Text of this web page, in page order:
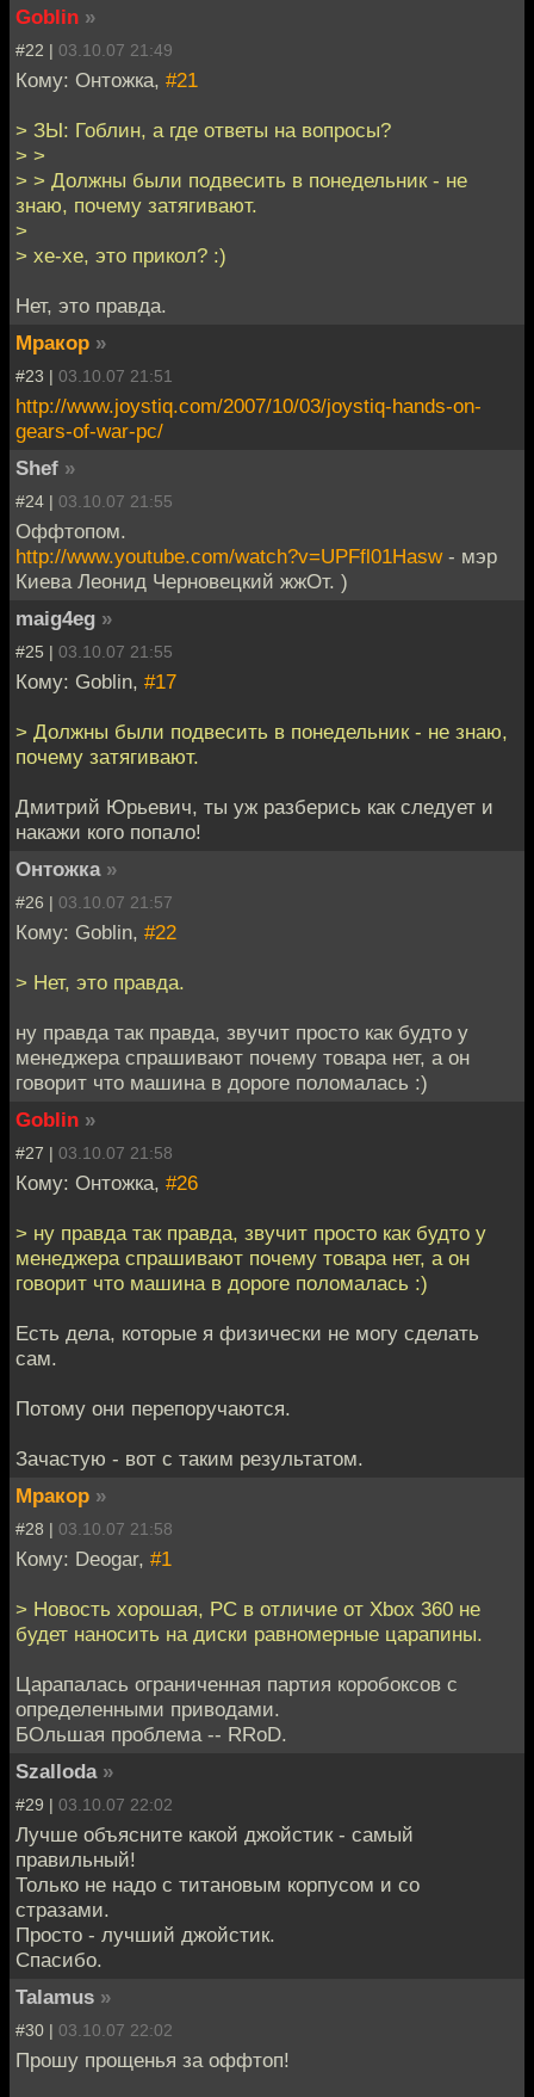
Goblin »
#22 | 03.10.07 21:49
Кому: Онтожка, #21
> ЗЫ: Гоблин, а где ответы на вопросы?
> >
> > Должны были подвесить в понедельник - не
знаю, почему затягивают.
>
> хе-хе, это прикол? :)
Нет, это правда.
Мракор »
#23 | 03.10.07 21:51
http://www.joystiq.com/2007/10/03/joystiq-hands-on-
gears-of-war-pc/
Shef »
#24 | 03.10.07 21:55
Оффтопом.
http://www.youtube.com/watch?v=UPFfl01Hasw- мэр
Киева Леонид Черновецкий жжОт. )
maig4eg »
#25 | 03.10.07 21:55
Кому: Goblin, #17
> Должны были подвесить в понедельник - не знаю,
почему затягивают.
Дмитрий Юрьевич, ты уж разберись как следует и
накажи кого попало!
Онтожка »
#26 | 03.10.07 21:57
Кому: Goblin, #22
> Нет, это правда.
ну правда так правда, звучит просто как будто у
менеджера спрашивают почему товара нет, а он
говорит что машина в дороге поломалась :)
Goblin »
#27 | 03.10.07 21:58
Кому: Онтожка, #26
> ну правда так правда, звучит просто как будто у
менеджера спрашивают почему товара нет, а он
говорит что машина в дороге поломалась :)
Есть дела, которые я физически не могу сделать
сам.
Потому они перепоручаются.
Зачастую - вот с таким результатом.
Мракор »
#28 | 03.10.07 21:58
Кому: Deogar, #1
> Новость хорошая, PC в отличие от Xbox 360 не
будет наносить на диски равномерные царапины.
Царапалась ограниченная партия коробоксов с
определенными приводами.
БОльшая проблема -- RRoD.
Szalloda »
#29 | 03.10.07 22:02
Лучше объясните какой джойстик - самый
правильный!
Только не надо с титановым корпусом и со
стразами.
Просто - лучший джойстик.
Спасибо.
Talamus »
#30 | 03.10.07 22:02
Прошу прощенья за оффтоп!